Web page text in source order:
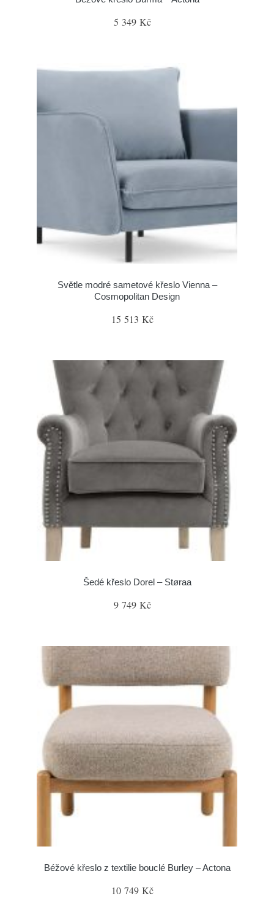
5 349 Kč
Světle modré sametové křeslo Vienna –
Cosmopolitan Design
15 513 Kč
Šedé křeslo Dorel – Støraa
9 749 Kč
Béžové křeslo z textilie bouclé Burley – Actona
10 749 Kč